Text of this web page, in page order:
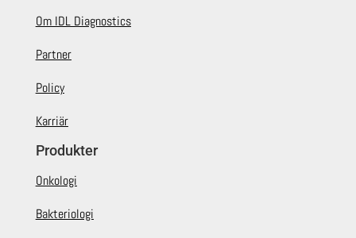
Om IDL Diagnostics
Partner
Policy
Karriär
Produkter
Onkologi
Bakteriologi